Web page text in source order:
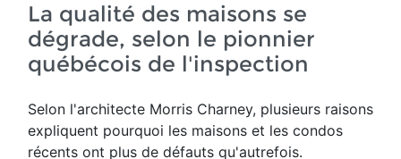
La qualité des maisons se
dégrade, selon le pionnier
québécois de l'inspection
Selon l'architecte Morris Charney, plusieurs raisons
expliquent pourquoi les maisons et les condos
récents ont plus de défauts qu'autrefois.